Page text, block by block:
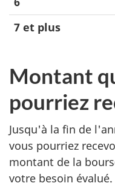
7 et plus
Montant
pourriez
Jusqu'à la fin de
vous pourriez
montant de la
votre besoin